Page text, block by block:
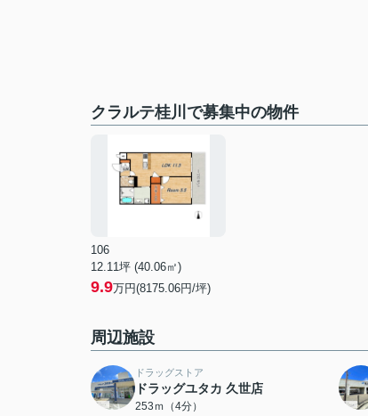
クラルテ桂川で募集中の物件
106
12.11坪 (40.06㎡)
9.9万円(8175.06円/坪)
周辺施設
ドラッグストア
ドラッグユタカ 久世店
253ｍ（4分）